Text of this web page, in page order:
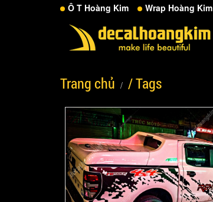
Ô T Hoàng Kim Wrap Hoàng Kim
Trang chủ / Tags